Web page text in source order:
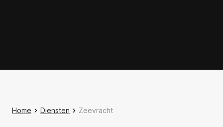
Home Diensten Zeevracht